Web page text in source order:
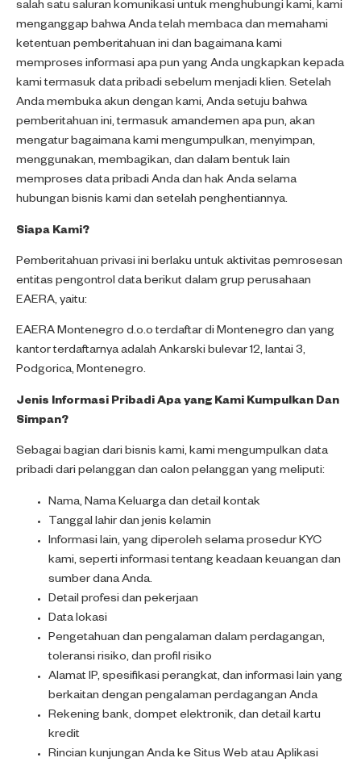
salah satu saluran komunikasi untuk menghubungi kami, kami
menganggap bahwa Anda telah membaca dan memahami
ketentuan pemberitahuan ini dan bagaimana kami
memproses informasi apa pun yang Anda ungkapkan kepada
kami termasuk data pribadi sebelum menjadi klien. Setelah
Anda membuka akun dengan kami, Anda setuju bahwa
pemberitahuan ini, termasuk amandemen apa pun, akan
mengatur bagaimana kami mengumpulkan, menyimpan,
menggunakan, membagikan, dan dalam bentuk lain
memproses data pribadi Anda dan hak Anda selama
hubungan bisnis kami dan setelah penghentiannya.
Siapa Kami?
Pemberitahuan privasi ini berlaku untuk aktivitas pemrosesan
entitas pengontrol data berikut dalam grup perusahaan
EAERA, yaitu:
EAERA Montenegro d.o.o terdaftar di Montenegro dan yang
kantor terdaftarnya adalah Ankarski bulevar 12, lantai 3,
Podgorica, Montenegro.
Jenis Informasi Pribadi Apa yang Kami Kumpulkan Dan
Simpan?
Sebagai bagian dari bisnis kami, kami mengumpulkan data
pribadi dari pelanggan dan calon pelanggan yang meliputi:
Nama, Nama Keluarga dan detail kontak
Tanggal lahir dan jenis kelamin
Informasi lain, yang diperoleh selama prosedur KYC
kami, seperti informasi tentang keadaan keuangan dan
sumber dana Anda.
Detail profesi dan pekerjaan
Data lokasi
Pengetahuan dan pengalaman dalam perdagangan,
toleransi risiko, dan profil risiko
Alamat IP, spesifikasi perangkat, dan informasi lain yang
berkaitan dengan pengalaman perdagangan Anda
Rekening bank, dompet elektronik, dan detail kartu
kredit
Rincian kunjungan Anda ke Situs Web atau Aplikasi